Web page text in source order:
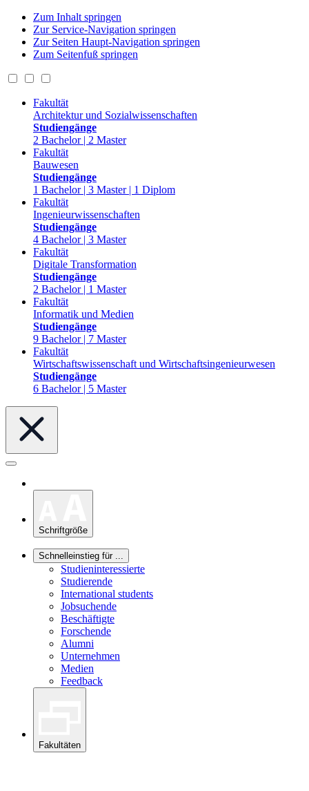
Zum Inhalt springen
Zur Service-Navigation springen
Zur Seiten Haupt-Navigation springen
Zum Seitenfuß springen
Fakultät
Architektur und Sozialwissenschaften
Studiengänge
2 Bachelor | 2 Master
Fakultät
Bauwesen
Studiengänge
1 Bachelor | 3 Master | 1 Diplom
Fakultät
Ingenieurwissenschaften
Studiengänge
4 Bachelor | 3 Master
Fakultät
Digitale Transformation
Studiengänge
2 Bachelor | 1 Master
Fakultät
Informatik und Medien
Studiengänge
9 Bachelor | 7 Master
Fakultät
Wirtschaftswissenschaft und Wirtschaftsingenieurwesen
Studiengänge
6 Bachelor | 5 Master
Schriftgröße
Schnelleinstieg für ...
Studieninteressierte
Studierende
International students
Jobsuchende
Beschäftigte
Forschende
Alumni
Unternehmen
Medien
Feedback
Fakultäten